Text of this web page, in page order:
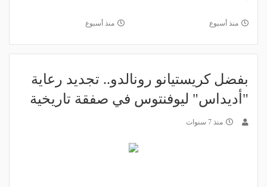
منذ أسبوع منذ أسبوع
بفضل كريستيانو رونالدو.. تجديد رعاية
"أديداس" ليوفنتوس في صفقة تاريخية
منذ 7 سنوات